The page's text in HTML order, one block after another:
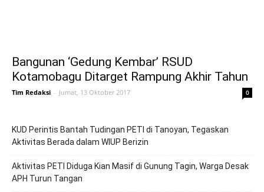
Bangunan ‘Gedung Kembar’ RSUD
Kotamobagu Ditarget Rampung Akhir Tahun
Tim Redaksi - Jumat, 13 Oktober 2017 0
KUD Perintis Bantah Tudingan PETI di Tanoyan, Tegaskan
Aktivitas Berada dalam WIUP Berizin
Aktivitas PETI Diduga Kian Masif di Gunung Tagin, Warga Desak
APH Turun Tangan